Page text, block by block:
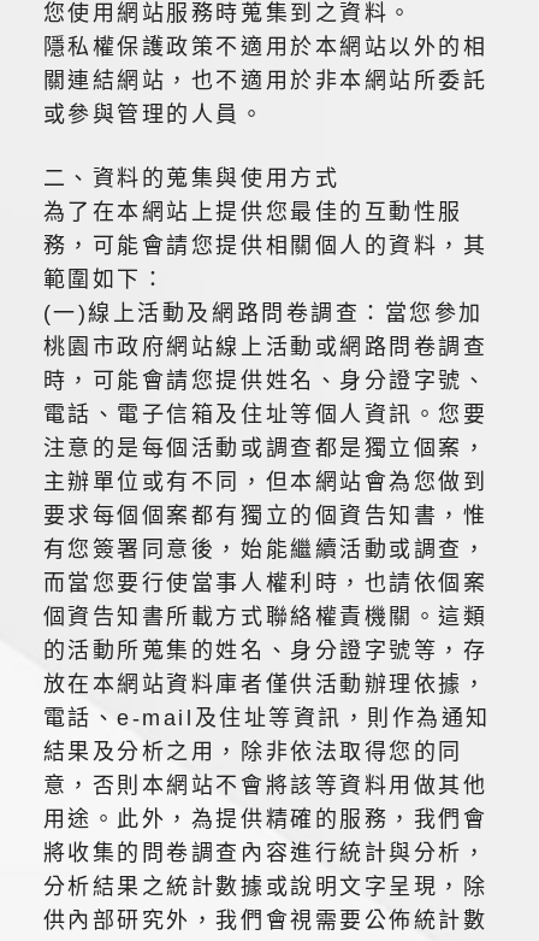
您使用網站服務時蒐集到之資料。
隱私權保護政策不適用於本網站以外的相
關連結網站，也不適用於非本網站所委託
或參與管理的人員。
二、資料的蒐集與使用方式
為了在本網站上提供您最佳的互動性服
務，可能會請您提供相關個人的資料，其
範圍如下：
(一)線上活動及網路問卷調查：當您參加
桃園市政府網站線上活動或網路問卷調查
時，可能會請您提供姓名、身分證字號、
電話、電子信箱及住址等個人資訊。您要
注意的是每個活動或調查都是獨立個案，
主辦單位或有不同，但本網站會為您做到
要求每個個案都有獨立的個資告知書，惟
有您簽署同意後，始能繼續活動或調查，
而當您要行使當事人權利時，也請依個案
個資告知書所載方式聯絡權責機關。這類
的活動所蒐集的姓名、身分證字號等，存
放在本網站資料庫者僅供活動辦理依據，
電話、e-mail及住址等資訊，則作為通知
結果及分析之用，除非依法取得您的同
意，否則本網站不會將該等資料用做其他
用途。此外，為提供精確的服務，我們會
將收集的問卷調查內容進行統計與分析，
分析結果之統計數據或說明文字呈現，除
供內部研究外，我們會視需要公佈統計數